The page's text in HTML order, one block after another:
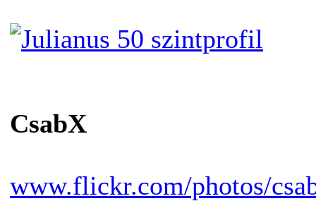
CsabX
www.flickr.com/photos/